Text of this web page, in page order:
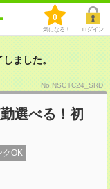
0
気になる！ ログイン
ました。
No.NSGTC24_SRD
選べる！初
クOK